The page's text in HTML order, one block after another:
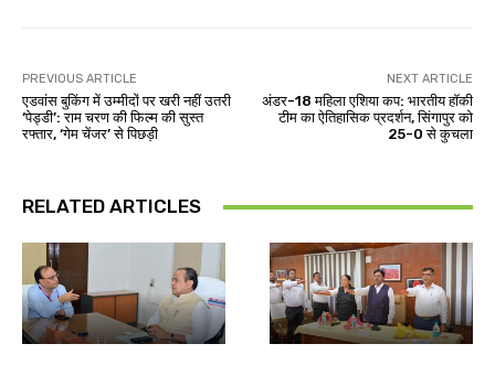
PREVIOUS ARTICLE
एडवांस बुकिंग में उम्मीदों पर खरी नहीं उतरी
‘पेड्डी’: राम चरण की फिल्म की सुस्त
रफ्तार, ‘गेम चेंजर’ से पिछड़ी
NEXT ARTICLE
अंडर-18 महिला एशिया कप: भारतीय हॉकी
टीम का ऐतिहासिक प्रदर्शन, सिंगापुर को
25-0 से कुचला
RELATED ARTICLES